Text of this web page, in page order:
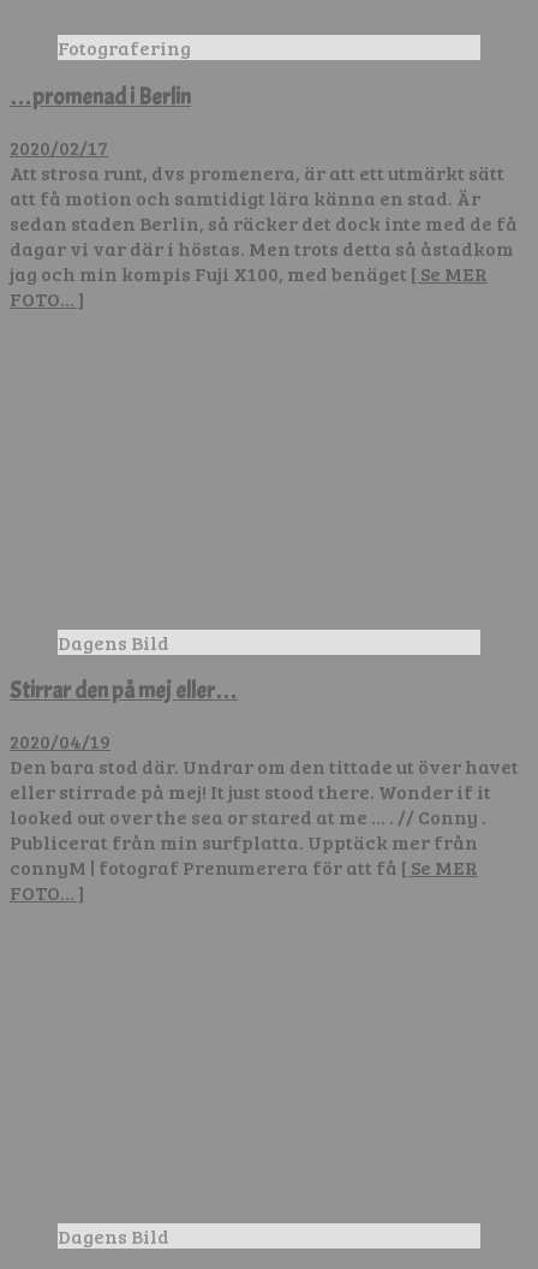
Fotografering
…promenad i Berlin
2020/02/17
Att strosa runt, dvs promenera, är att ett utmärkt sätt
att få motion och samtidigt lära känna en stad. Är
sedan staden Berlin, så räcker det dock inte med de få
dagar vi var där i höstas. Men trots detta så åstadkom
jag och min kompis Fuji X100, med benäget [ Se MER
FOTO… ]
Dagens Bild
Stirrar den på mej eller…
2020/04/19
Den bara stod där. Undrar om den tittade ut över havet
eller stirrade på mej! It just stood there. Wonder if it
looked out over the sea or stared at me … . // Conny .
Publicerat från min surfplatta. Upptäck mer från
connyM | fotograf Prenumerera för att få [ Se MER
FOTO… ]
Dagens Bild